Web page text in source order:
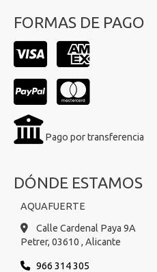
FORMAS DE PAGO
Pago por transferencia
DÓNDE ESTAMOS
AQUAFUERTE
Calle Cardenal Paya 9A
Petrer, 03610 , Alicante
966 314 305